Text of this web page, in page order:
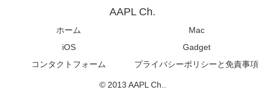
AAPL Ch.
ホーム
Mac
iOS
Gadget
コンタクトフォーム
プライバシーポリシーと免責事項
© 2013 AAPL Ch..